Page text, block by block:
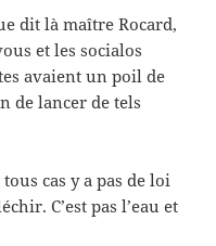
dit là maître Rocard,
et les socialos
avaient un poil de
de lancer de tels
cas y a pas de loi
C’est pas l’eau et